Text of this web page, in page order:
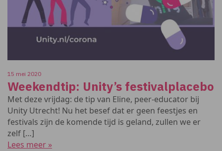
15 mei 2020
Weekendtip: Unity’s festivalplacebo
Met deze vrijdag: de tip van Eline, peer-educator bij
Unity Utrecht! Nu het besef dat er geen feestjes en
festivals zijn de komende tijd is geland, zullen we er
zelf […]
Lees meer »